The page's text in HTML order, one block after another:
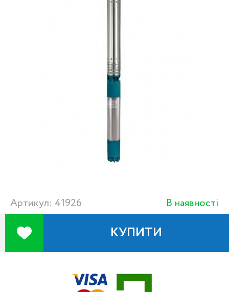
Артикул: 41926 В наявності
КУПИТИ